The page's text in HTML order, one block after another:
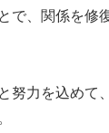
で、関係を修
努力を込めて